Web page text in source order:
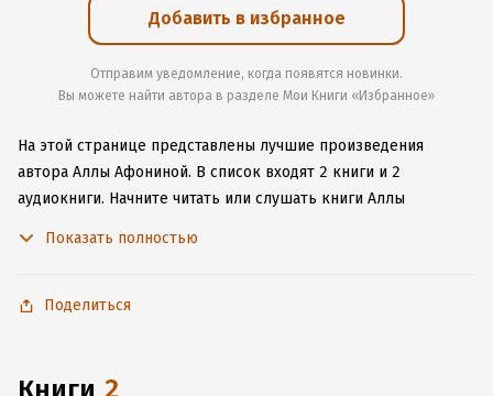
Добавить в избранное
Отправим уведомление, когда появятся новинки.
Вы можете найти автора в разделе Мои Книги «Избранное»
На этой странице представлены лучшие произведения
автора Аллы Афониной. В список входят 2 книги и 2
аудиокниги. Начните читать или слушать книги Аллы
к интернету.
Показать полностью
Поделиться
книги 2